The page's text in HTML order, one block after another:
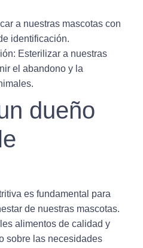
a nuestras mascotas con
identificación.
: Esterilizar a nuestras
el abandono y la
dueño
es fundamental para
de nuestras mascotas.
alimentos de calidad y
sobre las necesidades